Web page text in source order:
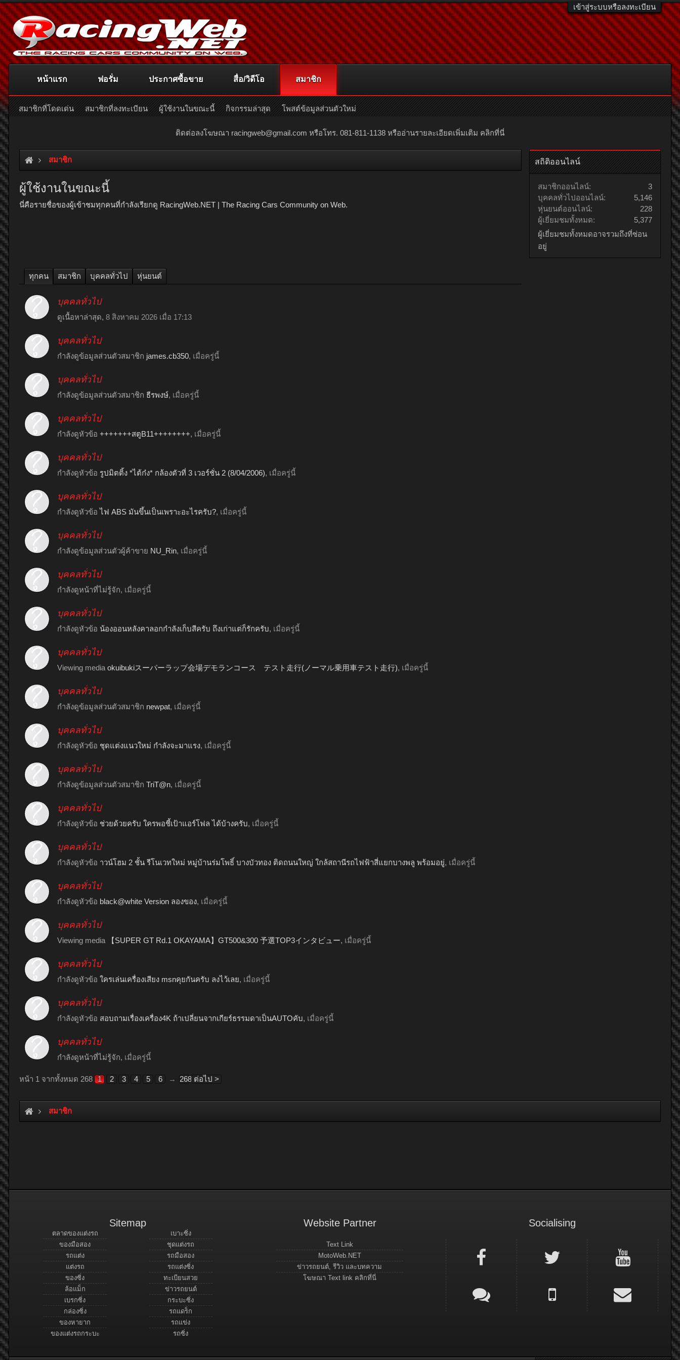
เข้าสู่ระบบหรือลงทะเบียน
ติดต่อลงโฆษณา racingweb@gmail.com หรือโทร. 081-811-1138 หรืออ่านรายละเอียดเพิ่มเติม คลิกที่นี่
สมาชิก
ผู้ใช้งานในขณะนี้
นี่คือรายชื่อของผู้เข้าชมทุกคนที่กำลังเรียกดู RacingWeb.NET | The Racing Cars Community on Web.
ทุกคน สมาชิก บุคคลทั่วไป หุ่นยนต์
บุคคลทั่วไป
ดูเนื้อหาล่าสุด, 8 สิงหาคม 2026 เมื่อ 17:13
บุคคลทั่วไป
กำลังดูข้อมูลส่วนตัวสมาชิก james.cb350, เมื่อครู่นี้
บุคคลทั่วไป
กำลังดูข้อมูลส่วนตัวสมาชิก ธีรพงษ์, เมื่อครู่นี้
บุคคลทั่วไป
กำลังดูหัวข้อ +++++++สตูB11++++++++, เมื่อครู่นี้
บุคคลทั่วไป
กำลังดูหัวข้อ รูปมิตติ้ง *ไต้ก๋ง* กล้องตัวที่ 3 เวอร์ชั่น 2 (8/04/2006), เมื่อครู่นี้
บุคคลทั่วไป
กำลังดูหัวข้อไฟ ABS มันขึ้นเป็นเพราะอะไรครับ?, เมื่อครู่นี้
บุคคลทั่วไป
กำลังดูข้อมูลส่วนตัวผู้ค้าขาย NU_Rin, เมื่อครู่นี้
บุคคลทั่วไป
กำลังดูหน้าที่ไม่รู้จัก, เมื่อครู่นี้
บุคคลทั่วไป
กำลังดูหัวข้อ น้องออนหลังคาลอกกำลังเก็บสีครับ ถึงเก่าแต่ก็รักครับ, เมื่อครู่นี้
บุคคลทั่วไป
Viewing media okuibukiスーパーラップ会場デモランコース テスト走行(ノーマル乗用車テスト走行), เมื่อครู่นี้
บุคคลทั่วไป
กำลังดูข้อมูลส่วนตัวสมาชิก newpat, เมื่อครู่นี้
บุคคลทั่วไป
กำลังดูหัวข้อ ชุดแต่งแนวใหม่ กำลังจะมาแรง, เมื่อครู่นี้
บุคคลทั่วไป
กำลังดูข้อมูลส่วนตัวสมาชิก TriT@n, เมื่อครู่นี้
บุคคลทั่วไป
กำลังดูหัวข้อ ช่วยด้วยครับ ใครพอชี้เป้าแอร์โฟล ได้บ้างครับ, เมื่อครู่นี้
บุคคลทั่วไป
กำลังดูหัวข้อ าวน์โฮม 2 ชั้น รีโนเวทใหม่ หมู่บ้านร่มโพธิ์ บางบัวทอง ติดถนนใหญ่ ใกล้สถานีรถไฟฟ้าสี่แยกบางพลู พร้อมอยู่, เมื่อครู่นี้
บุคคลทั่วไป
กำลังดูหัวข้อ black@white Version ลองของ, เมื่อครู่นี้
บุคคลทั่วไป
Viewing media 【SUPER GT Rd.1 OKAYAMA】GT500&300 予選TOP3インタビュー, เมื่อครู่นี้
บุคคลทั่วไป
กำลังดูหัวข้อ ใครเล่นเครื่องเสียง msnคุยกันครับ ลงไว้เลย, เมื่อครู่นี้
บุคคลทั่วไป
กำลังดูหัวข้อ สอบถามเรื่องเครื่อง4K ถ้าเปลี่ยนจากเกียร์ธรรมดาเป็นAUTOคับ, เมื่อครู่นี้
บุคคลทั่วไป
กำลังดูหน้าที่ไม่รู้จัก, เมื่อครู่นี้
หน้า 1 จากทั้งหมด 268 1 2 3 4 5 6 → 268 ต่อไป >
สถิติออนไลน์
สมาชิกออนไลน์:
3
บุคคลทั่วไปออนไลน์:
5,146
หุ่นยนต์ออนไลน์:
228
ผู้เยี่ยมชมทั้งหมด:
5,377
ผู้เยี่ยมชมทั้งหมดอาจรวมถึงที่ซ่อน
อยู่
สมาชิก
หน้าแรก ฟอรั่ม ประกาศซื้อขาย สื่อ/วิดีโอ สมาชิก
สมาชิกที่โดดเด่น สมาชิกที่ลงทะเบียน ผู้ใช้งานในขณะนี้ กิจกรรมล่าสุด โพสต์ข้อมูลส่วนตัวใหม่
Sitemap
ตลาดของแต่งรถ
ของมือสอง
รถแต่ง
แต่งรถ
ของซิ่ง
ล้อแม็ก
เบรกซิ่ง
กล่องซิ่ง
ของหายาก
ของแต่งรถกระบะ
เบาะซิ่ง
ชุดแต่งรถ
รถมือสอง
รถแต่งซิ่ง
ทะเบียนสวย
ข่าวรถยนต์
กระบะซิ่ง
รถแดร็ก
รถแข่ง
รถซิ่ง
Website Partner
Text Link
MotoWeb.NET
ข่าวรถยนต์, รีวิว และบทความ
โฆษณา Text link คลิกที่นี่
Socialising